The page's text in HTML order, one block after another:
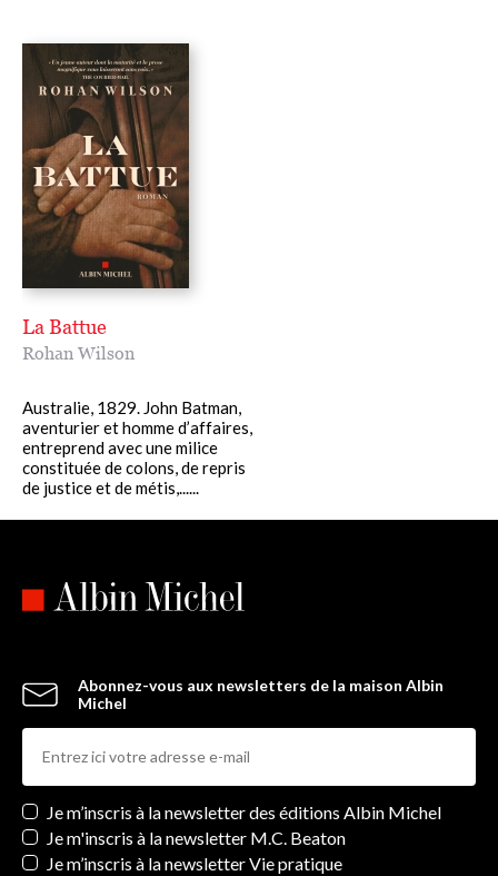
La Battue
Rohan Wilson
Australie, 1829. John Batman,
aventurier et homme d’affaires,
entreprend avec une milice
constituée de colons, de repris
de justice et de métis,......
Abonnez-vous aux newsletters de la maison Albin
Michel
Newsletters
Je m’inscris à la newsletter des éditions Albin Michel
Je m'inscris à la newsletter M.C. Beaton
Je m’inscris à la newsletter Vie pratique